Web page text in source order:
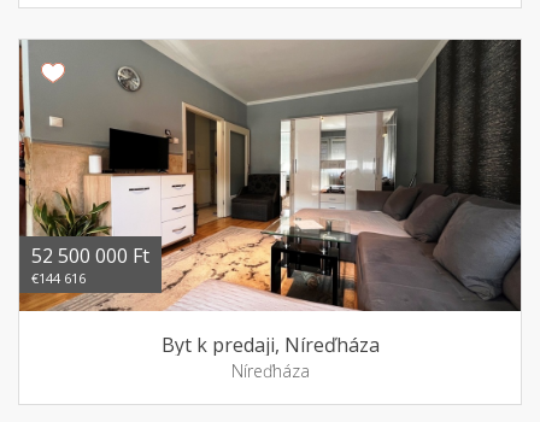
52 500 000 Ft
€144 616
Byt k predaji, Níreďháza
Níreďháza